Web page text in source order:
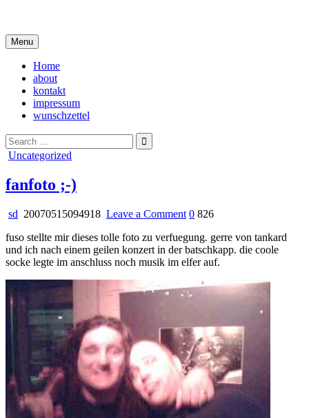
content
Menu
Home
about
kontakt
impressum
wunschzettel
Search
for:
Posted
Uncategorized
fanfoto ;-)
sd 20070515094918 Leave a Commenton
;-)
0 826
fuso stellte mir dieses tolle foto zu verfuegung. gerre von tankard
und ich nach einem geilen konzert in der batschkapp. die coole
socke legte im anschluss noch musik im elfer auf.